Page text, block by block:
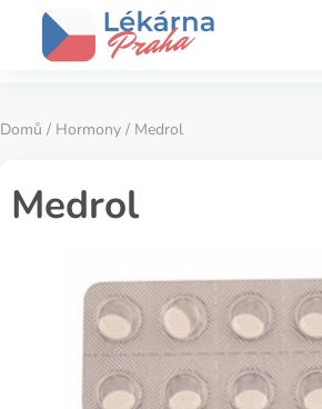
Domů / Hormony / Medrol
Medrol